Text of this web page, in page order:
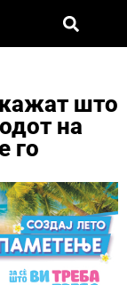
што
на
го